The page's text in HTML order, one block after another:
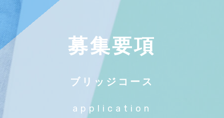
募集要項
ブリッジコース
application